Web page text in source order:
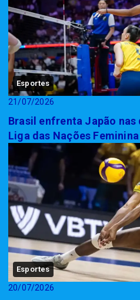
Esportes
21/07/2026
Brasil enfrenta Japão
Liga das Nações Feminina
Esportes
20/07/2026